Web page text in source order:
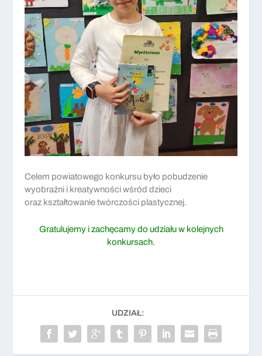
Celem powiatowego konkursu było pobudzenie
wyobraźni i kreatywności wśród dzieci
oraz kształtowanie twórczości plastycznej.
Gratulujemy i zachęcamy do udziału w kolejnych
konkursach.
UDZIAŁ: